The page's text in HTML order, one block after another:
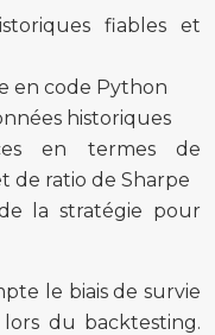
fiables et
en code Python
historiques
en termes de
de ratio de Sharpe
la stratégie pour
le biais de survie
du backtesting.